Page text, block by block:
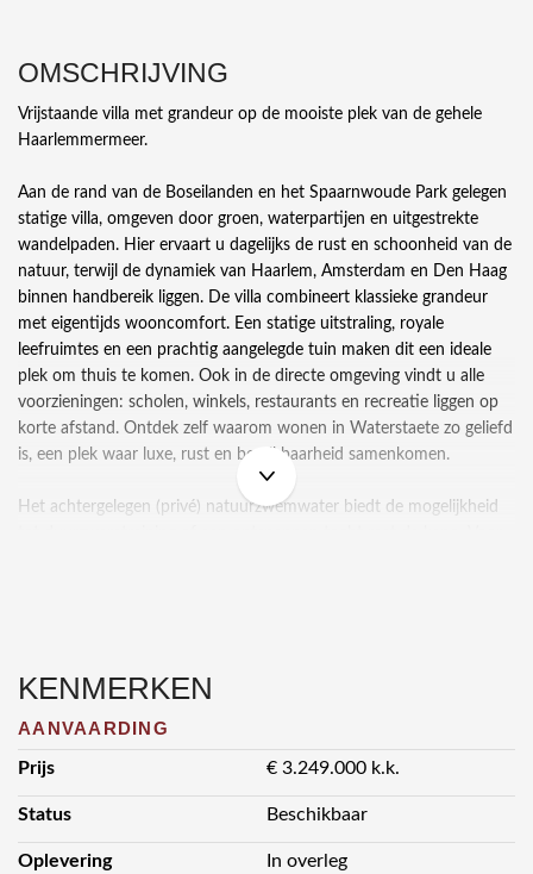
OMSCHRIJVING
Vrijstaande villa met grandeur op de mooiste plek van de gehele
Haarlemmermeer.
Aan de rand van de Boseilanden en het Spaarnwoude Park gelegen
statige villa, omgeven door groen, waterpartijen en uitgestrekte
wandelpaden. Hier ervaart u dagelijks de rust en schoonheid van de
natuur, terwijl de dynamiek van Haarlem, Amsterdam en Den Haag
binnen handbereik liggen. De villa combineert klassieke grandeur
met eigentijds wooncomfort. Een statige uitstraling, royale
leefruimtes en een prachtig aangelegde tuin maken dit een ideale
plek om thuis te komen. Ook in de directe omgeving vindt u alle
voorzieningen: scholen, winkels, restaurants en recreatie liggen op
korte afstand. Ontdek zelf waarom wonen in Waterstaete zo geliefd
is, een plek waar luxe, rust en bereikbaarheid samenkomen.
Het achtergelegen (privé) natuurzwemwater biedt de mogelijkheid
ruime fietsenberging en wordt het aanzicht verfraaid door een
klassieke fontein met een speciaal ontworpen fonteinornament.
Bordestrap met grote dubbele deuren, indrukwekkende
KENMERKEN
AANVAARDING
Prijs € 3.249.000 k.k.
Status Beschikbaar
Oplevering In overleg